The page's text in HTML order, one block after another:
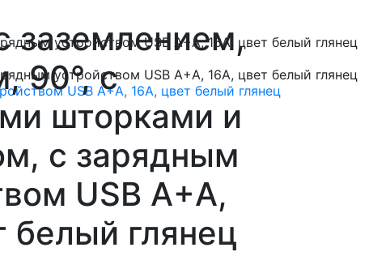
заземлением,
90°, с
шторками и
с зарядным
USB A+A,
белый глянец